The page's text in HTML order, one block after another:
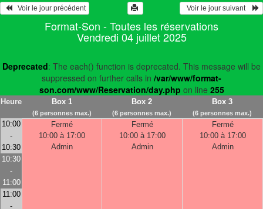
   Voir le jour précédent
  Voir le jour suivant
Format-Son - Toutes les réservations
Vendredi 04 juillet 2025
Deprecated: The each() function is deprecated. This message will be
suppressed on further calls in /var/www/format-
son.com/www/Reservation/day.php on line 255
Heure Box 1
(6 personnes max.)
Box 2
(6 personnes max.)
Box 3
(6 personnes max.)
10:00
-
10:30
Fermé
10:00 à 17:00
Admin
Fermé
10:00 à 17:00
Admin
Fermé
10:00 à 17:00
Admin
10:30
-
11:00
11:00
-